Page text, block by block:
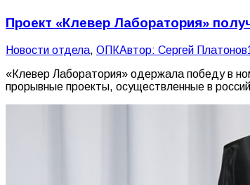
Проект «Клевер Лаборатория»
Новости отдела, ОПКАвтор: Сергей Платонов
«Клевер Лаборатория» одержала победу в
прорывные проекты, осуществленные в